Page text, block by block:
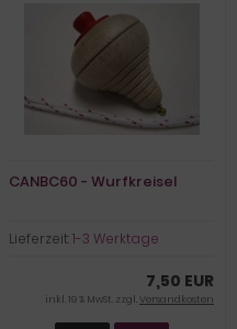
CANBC60 - Wurfkreisel
Lieferzeit:1-3 Werktage
7,50 EUR
inkl. 19 % MwSt. zzgl.Versandkosten